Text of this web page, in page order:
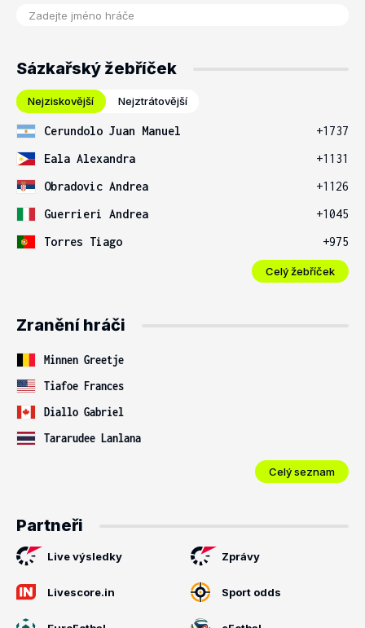
Sázkařský žebříček
Nejziskovější Nejztrátovější
Cerundolo Juan Manuel
+1737
Eala Alexandra
+1131
Obradovic Andrea
+1126
Guerrieri Andrea
+1045
Torres Tiago
+975
Celý žebříček
Zranění hráči
Minnen Greetje
Tiafoe Frances
Diallo Gabriel
Tararudee Lanlana
Celý seznam
Partneři
Live výsledky Zprávy
Livescore.in Sport odds